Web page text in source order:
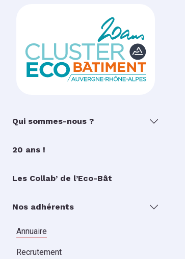
Qui sommes-nous ?
20 ans !
Les Collab’ de l’Eco-Bât
Nos adhérents
Annuaire
Recrutement